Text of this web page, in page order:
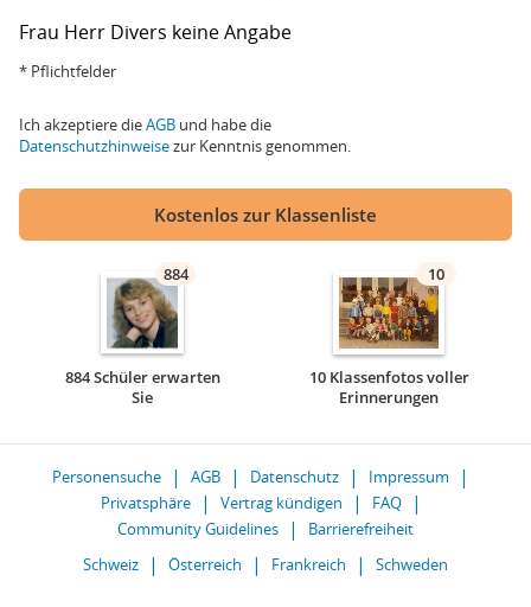
Frau Herr Divers keine Angabe
* Pflichtfelder
Ich akzeptiere dieAGB und habe die
Datenschutzhinweisezur Kenntnis genommen.
Kostenlos zur Klassenliste
884
884 Schüler erwarten
Sie
10
10 Klassenfotos voller
Erinnerungen
Personensuche AGB Datenschutz
Impressum
Privatsphäre
Vertrag kündigen
FAQ
Community Guidelines
Barrierefreiheit
Schweiz
Österreich Frankreich Schweden